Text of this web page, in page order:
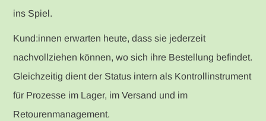
ins Spiel.
Kund:innen erwarten heute, dass sie jederzeit
nachvollziehen können, wo sich ihre Bestellung befindet.
Gleichzeitig dient der Status intern als Kontrollinstrument
für Prozesse im Lager, im Versand und im
Retourenmanagement.